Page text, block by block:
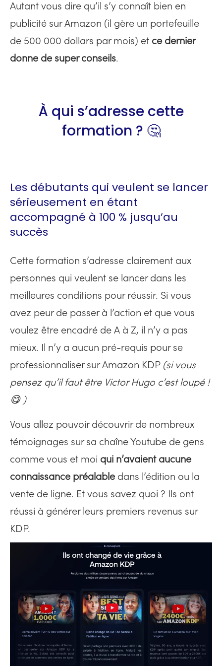
Autant vous dire qu’il s’y connaît bien en
publicité sur Amazon (il gère un portefeuille
de 500 000 dollars par mois) et ce dernier
donne de super conseils.
À qui s’adresse cette
formation ? 🤔
Les débutants qui veulent se lancer
sérieusement en étant
accompagné à 100 % jusqu’au
succès
Cette formation s’adresse clairement aux
personnes qui veulent se lancer dans les
meilleures conditions pour réussir. Si vous
avez peur de passer à l’action et que vous
voulez être encadré de A à Z, il n’y a pas
mieux. Il n’y a aucun pré-requis pour se
professionnaliser sur Amazon KDP (si vous
pensez qu’il faut être Victor Hugo c’est loupé !
😋 )
Vous allez pouvoir découvrir de nombreux
témoignages sur sa chaîne Youtube de gens
comme vous et moi qui n’avaient aucune
connaissance préalabledans l’édition ou la
vente de ligne. Et vous savez quoi ? Ils ont
réussi à générer leurs premiers revenus sur
KDP.